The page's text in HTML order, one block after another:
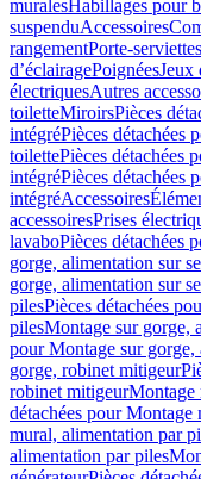
muralesHabillages pour
suspenduAccessoires
rangementPorte-
d’éclairagePoignéesJeux
électriquesAutres
toiletteMiroirsPièces
intégréPièces détachées
toilettePièces détachées
intégréPièces détachées
intégréAccessoires
accessoiresPrises
lavaboPièces détachées
gorge, alimentation sur
gorge, alimentation sur
pilesPièces détachées
pilesMontage sur gorge,
pour Montage sur gorge,
gorge, robinet mitigeur
robinet mitigeurMontage
détachées pour
mural, alimentation par
alimentation par piles